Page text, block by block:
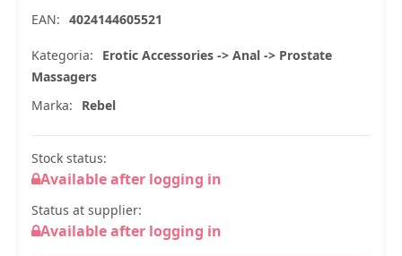
EAN: 4024144605521
Kategoria:
Erotic Accessories -> Anal -> Prostate
Massagers
Marka:
Rebel
Stock status:
Available after logging in
Status at supplier:
Available after logging in